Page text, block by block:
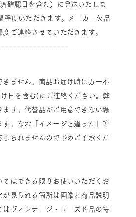
確認日を含む）に発送いたしま
程度いただきます。メーカー欠品
ご連絡させていただきます。
ません。商品お届け時に万一不
日を含む)にご連絡ください。弊
す。代替品がご用意できない場
。なお「イメージと違った」等
られませんので予めご了承くだ
はできる限りお使いいただくお
見られる箇所は画像と商品説明
ヴィンテージ・ユーズド品の特